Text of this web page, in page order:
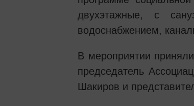
двухэтажные, с
водоснабжением,
В мероприятии
председатель
Шакиров и